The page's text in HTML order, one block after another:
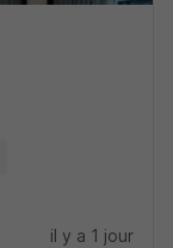
il y a 1 jour